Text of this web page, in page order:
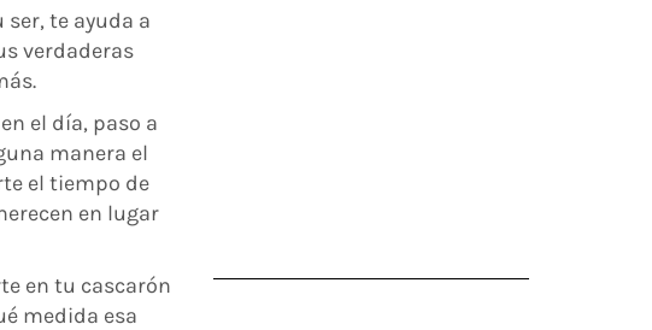
te ayuda a
verdaderas
el día, paso a
manera el
el tiempo de
en lugar
en tu cascarón
medida esa